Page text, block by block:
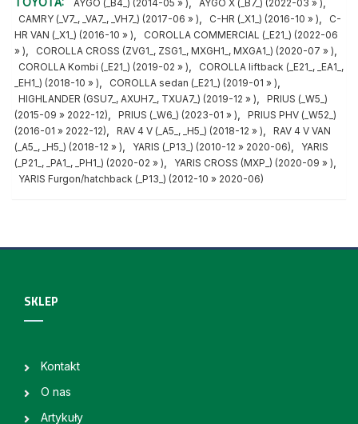
AYGO (_B4_) (2014-05 » ) AYGO X (_B7_) (2022-03 » )
CAMRY (_V7_, _VA7_, _VH7_) (2017-06 » ) C-HR (_X1_) (2016-10 » )
C-
HR VAN (_X1_) (2016-10 » )
COROLLA COMMERCIAL (_E21_) (2022-06
» )
COROLLA CROSS (ZVG1_, ZSG1_, MXGH1_, MXGA1_) (2020-07 » )
COROLLA Kombi (_E21_) (2019-02 » )
COROLLA liftback (_E21_, _EA1_,
_EH1_) (2018-10 » )
COROLLA sedan (_E21_) (2019-01 » )
HIGHLANDER (GSU7_, AXUH7_, TXUA7_) (2019-12 » )
PRIUS (_W5_)
(2015-09 » 2022-12)
PRIUS (_W6_) (2023-01 » )
PRIUS PHV (_W52_)
(2016-01 » 2022-12)
RAV 4 V (_A5_, _H5_) (2018-12 » )
RAV 4 V VAN
(_A5_, _H5_) (2018-12 » )
YARIS (_P13_) (2010-12 » 2020-06)
YARIS
(_P21_, _PA1_, _PH1_) (2020-02 » )
YARIS CROSS (MXP_) (2020-09 » )
YARIS Furgon/hatchback (_P13_) (2012-10 » 2020-06)
SKLEP
Kontakt
O nas
Artykuły